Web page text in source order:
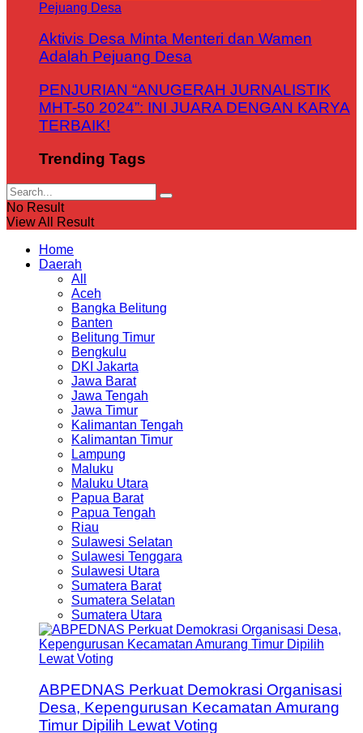
Aktivis Desa Minta Menteri dan Wamen
Adalah Pejuang Desa
PENJURIAN “ANUGERAH JURNALISTIK
MHT-50 2024”: INI JUARA DENGAN KARYA
TERBAIK!
Trending Tags
No Result
View All Result
Home
Daerah
All
Aceh
Bangka Belitung
Banten
Belitung Timur
Bengkulu
DKI Jakarta
Jawa Barat
Jawa Tengah
Jawa Timur
Kalimantan Tengah
Kalimantan Timur
Lampung
Maluku
Maluku Utara
Papua Barat
Papua Tengah
Riau
Sulawesi Selatan
Sulawesi Tenggara
Sulawesi Utara
Sumatera Barat
Sumatera Selatan
Sumatera Utara
ABPEDNAS Perkuat Demokrasi Organisasi
Desa, Kepengurusan Kecamatan Amurang
Timur Dipilih Lewat Voting